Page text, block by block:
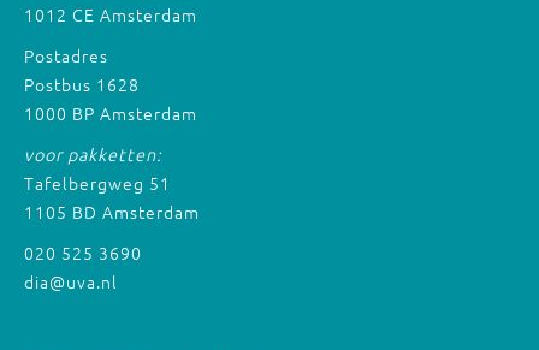
1012 CE Amsterdam
Postadres
Postbus 1628
1000 BP Amsterdam
voor pakketten:
Tafelbergweg 51
1105 BD Amsterdam
020 525 3690
dia@uva.nl